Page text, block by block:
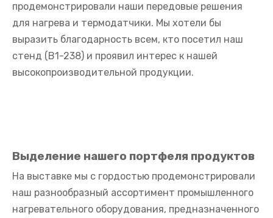
продемонстрировали наши передовые решения
для нагрева и термодатчики. Мы хотели бы
выразить благодарность всем, кто посетил наш
стенд (В1-238) и проявил интерес к нашей
высокопроизводительной продукции.
Выделение нашего портфеля продуктов
На выставке мы с гордостью продемонстрировали
наш разнообразный ассортимент промышленного
нагревательного оборудования, предназначенного